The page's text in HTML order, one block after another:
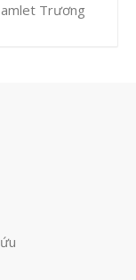
Trương